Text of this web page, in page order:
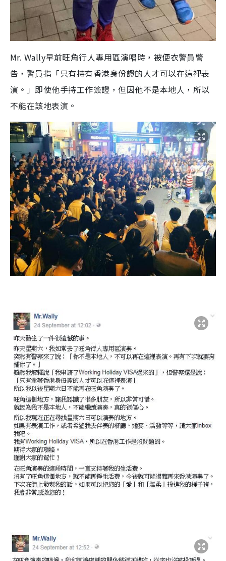
Mr. Wally早前旺角行人專用區演唱時，被便衣警員警
告，警員指「只有持有香港身份證的人才可以在這裡表
演。」即使他手持工作簽證，但因他不是本地人，所以
不能在該地表演。